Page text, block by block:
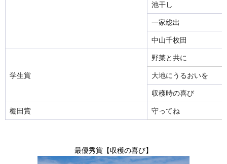
池干し
一家総出
中山千枚田
学生賞
野菜と共に
大地にうるおいを
収穫時の喜び
棚田賞 守ってね
最優秀賞【収穫の喜び】